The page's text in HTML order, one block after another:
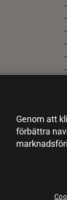
Genom att
förbättra